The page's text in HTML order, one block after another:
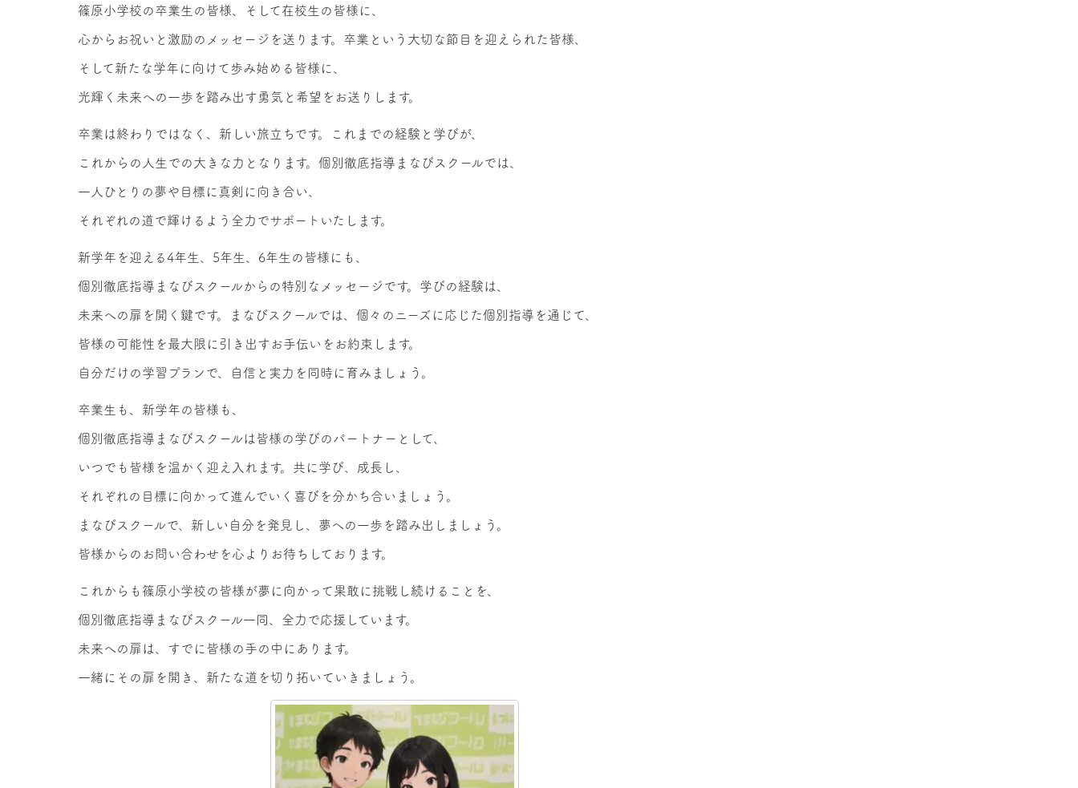
篠原小学校の卒業生の皆様、そして在校生の皆様に、
心からお祝いと激励のメッセージを送ります。卒業という大切な節目を迎えられた皆様、
そして新たな学年に向けて歩み始める皆様に、
光輝く未来への一歩を踏み出す勇気と希望をお送りします。
卒業は終わりではなく、新しい旅立ちです。これまでの経験と学びが、
これからの人生での大きな力となります。個別徹底指導まなびスクールでは、
一人ひとりの夢や目標に真剣に向き合い、
それぞれの道で輝けるよう全力でサポートいたします。
新学年を迎える4年生、5年生、6年生の皆様にも、
個別徹底指導まなびスクールからの特別なメッセージです。学びの経験は、
未来への扉を開く鍵です。まなびスクールでは、個々のニーズに応じた個別指導を通じて、
皆様の可能性を最大限に引き出すお手伝いをお約束します。
自分だけの学習プランで、自信と実力を同時に育みましょう。
卒業生も、新学年の皆様も、
個別徹底指導まなびスクールは皆様の学びのパートナーとして、
いつでも皆様を温かく迎え入れます。共に学び、成長し、
それぞれの目標に向かって進んでいく喜びを分かち合いましょう。
まなびスクールで、新しい自分を発見し、夢への一歩を踏み出しましょう。
皆様からのお問い合わせを心よりお待ちしております。
これからも篠原小学校の皆様が夢に向かって果敢に挑戦し続けることを、
個別徹底指導まなびスクール一同、全力で応援しています。
未来への扉は、すでに皆様の手の中にあります。
一緒にその扉を開き、新たな道を切り拓いていきましょう。